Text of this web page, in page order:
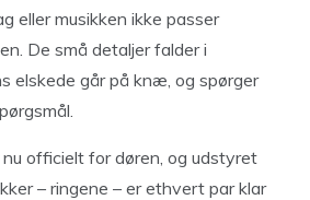
eller musikken ikke passer
De små detaljer falder i
elskede går på knæ, og spørger
officielt for døren, og udstyret
– ringene – er ethvert par klar